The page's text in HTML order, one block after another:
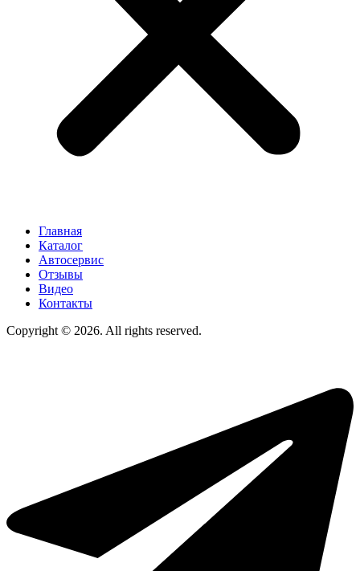
Главная
Каталог
Автосервис
Отзывы
Видео
Контакты
Copyright © 2026. All rights reserved.